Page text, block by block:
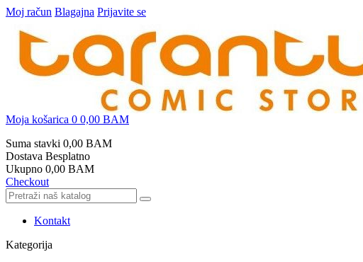
Moj račun Blagajna Prijavite se
Moja košarica 0 0,00 BAM
Suma stavki 0,00 BAM
Dostava Besplatno
Ukupno 0,00 BAM
Checkout
Kontakt
Kategorija